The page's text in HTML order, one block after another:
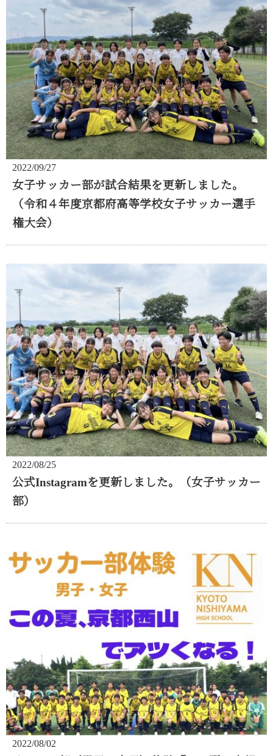
2022/09/27
女子サッカー部が試合結果を更新しました。
（令和４年度京都府高等学校女子サッカー選手
権大会）
2022/08/25
公式Instagramを更新しました。（女子サッカー
部）
2022/08/02